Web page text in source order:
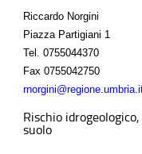
Riccardo Norgini
Piazza Partigiani 1
Tel. 0755044370
Fax 0755042750
Rischio
suolo